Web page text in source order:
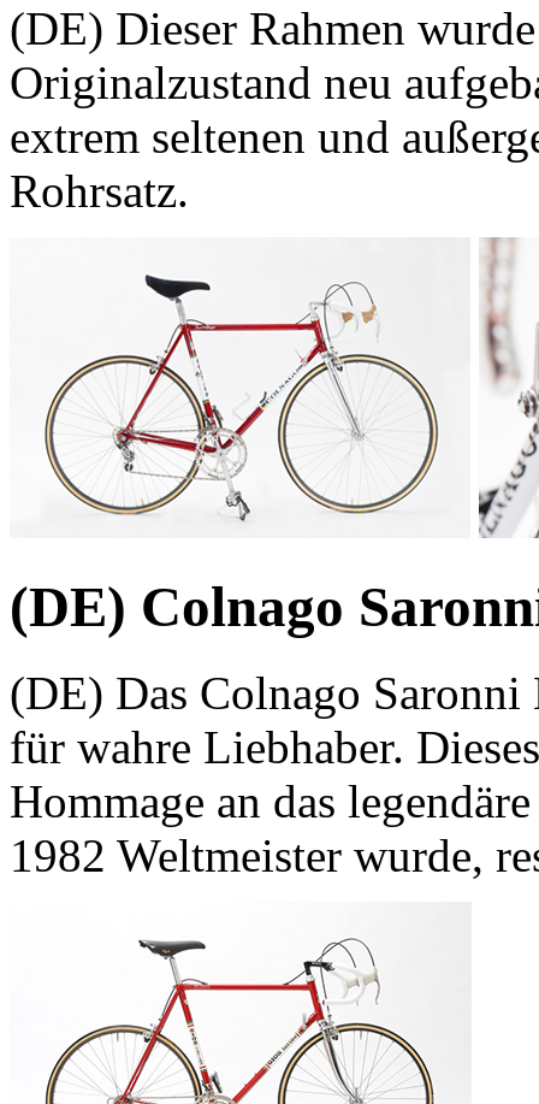
(DE) Dieser Rahmen
Originalzustand neu
extrem seltenen und
Rohrsatz.
(DE) Colnago
(DE) Das Colnago
für wahre Liebhaber.
Hommage an das
1982 Weltmeister wurde,